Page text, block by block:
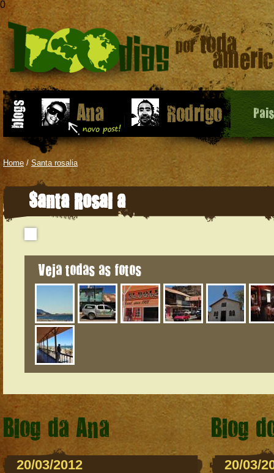
0
Home / Santa rosalia
Santa Rosalía
Veja todas as fotos
Blog da Ana
20/03/2012
Blog
20/03/